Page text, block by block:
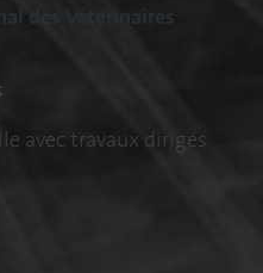
des Vétérinaires
avec travaux dirigés